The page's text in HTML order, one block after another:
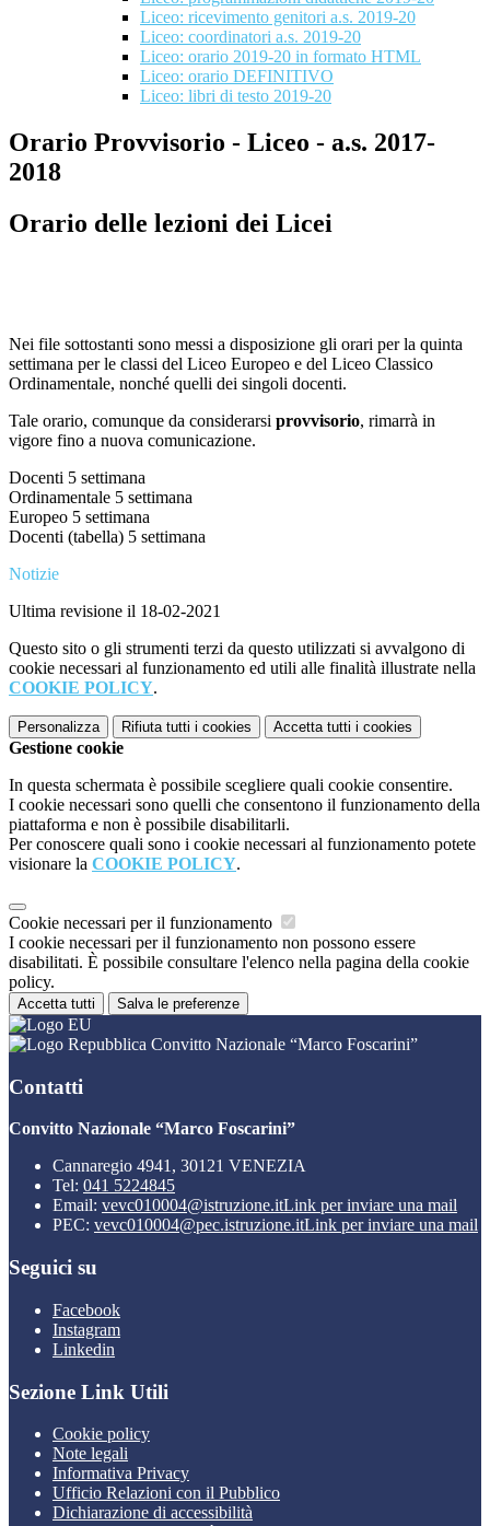
Liceo: ricevimento genitori a.s. 2019-20
Liceo: coordinatori a.s. 2019-20
Liceo: orario 2019-20 in formato HTML
Liceo: orario DEFINITIVO
Liceo: libri di testo 2019-20
Orario Provvisorio - Liceo - a.s. 2017-
2018
Orario delle lezioni dei Licei
Nei file sottostanti sono messi a disposizione gli orari per la quinta
settimana per le classi del Liceo Europeo e del Liceo Classico
Ordinamentale, nonché quelli dei singoli docenti.
Tale orario, comunque da considerarsi provvisorio, rimarrà in
vigore fino a nuova comunicazione.
Docenti 5 settimana
Ordinamentale 5 settimana
Europeo 5 settimana
Docenti (tabella) 5 settimana
Notizie
Ultima revisione il 18-02-2021
Questo sito o gli strumenti terzi da questo utilizzati si avvalgono di
cookie necessari al funzionamento ed utili alle finalità illustrate nella
COOKIE POLICY.
Personalizza Rifiuta tutti i cookies Accetta tutti i cookies
Gestione cookie
In questa schermata è possibile scegliere quali cookie consentire.
I cookie necessari sono quelli che consentono il funzionamento della
piattaforma e non è possibile disabilitarli.
Per conoscere quali sono i cookie necessari al funzionamento potete
visionare la COOKIE POLICY.
Cookie necessari per il funzionamento
I cookie necessari per il funzionamento non possono essere
disabilitati. È possibile consultare l'elenco nella pagina della cookie
policy.
Accetta tutti Salva le preferenze
Convitto Nazionale “Marco Foscarini”
Contatti
Convitto Nazionale “Marco Foscarini”
Cannaregio 4941, 30121 VENEZIA
Tel: 041 5224845
Email: vevc010004@istruzione.itLink per inviare una mail
PEC: vevc010004@pec.istruzione.itLink per inviare una mail
Seguici su
Facebook
Instagram
Linkedin
Sezione Link Utili
Cookie policy
Note legali
Informativa Privacy
Ufficio Relazioni con il Pubblico
Dichiarazione di accessibilità